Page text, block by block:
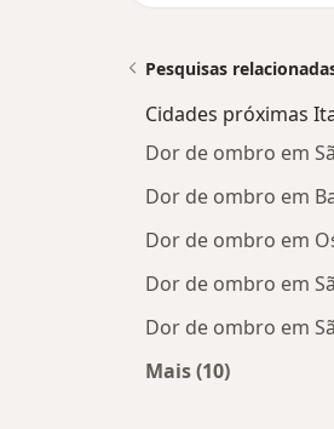
Pesquisas
Cidades próximas
Dor de ombro em
Dor de ombro em
Dor de ombro em
Dor de ombro em
Dor de ombro em
Mais (10)